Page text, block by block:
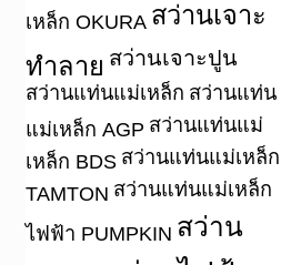
เหล็ก OKURA สว่านเจาะ
ทำลาย สว่านเจาะปูน
สว่านแท่นแม่เหล็ก สว่านแท่น
แม่เหล็ก AGP สว่านแท่นแม่
เหล็ก BDS สว่านแท่นแม่เหล็ก
TAMTON สว่านแท่นแม่เหล็ก
ไฟฟ้า PUMPKIN สว่าน